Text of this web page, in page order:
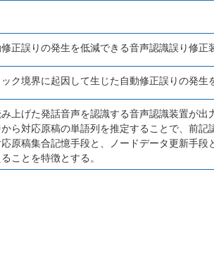
正誤りの発生を低減できる音声認識誤り修正
ク境界に起因して生じた自動修正誤りの発生
上げた発話音声を認識する音声認識装置が出
ら対応原稿の単語列を推定することで、前記
原稿集合記憶手段と、ノードデータ更新手
ことを特徴とする。